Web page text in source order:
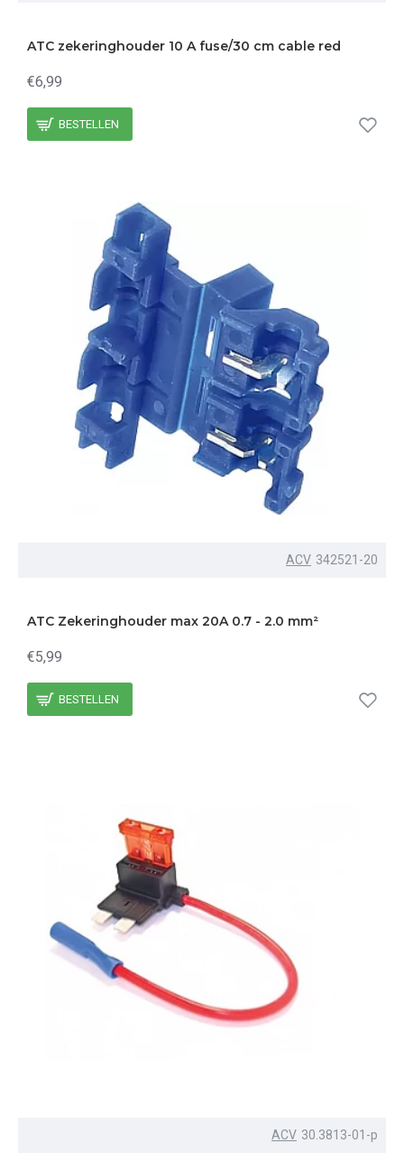
ATC zekeringhouder 10 A fuse/30 cm cable red
€6,99
BESTELLEN
ACV 342521-20
ATC Zekeringhouder max 20A 0.7 - 2.0 mm²
€5,99
BESTELLEN
ACV 30.3813-01-p